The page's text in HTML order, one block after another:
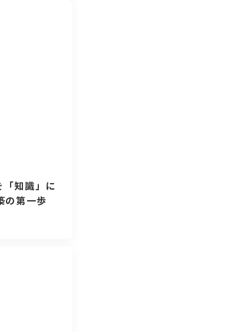
「知識」に
の第一歩